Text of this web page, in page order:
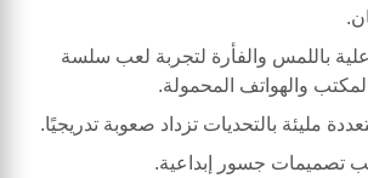
باللمس والفأرة لتجربة لعب سلسة
والهواتف المحمولة.
مليئة بالتحديات تزداد صعوبة تدريجيًا.
تصميمات جسور إبداعية.